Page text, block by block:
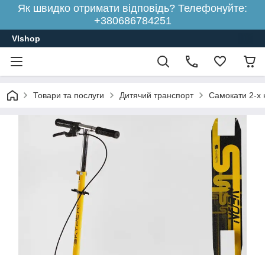
Як швидко отримати відповідь? Телефонуйте:
+380686784251
Vlshop
Товари та послуги Дитячий транспорт Самокати 2-х